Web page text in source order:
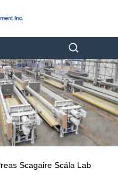
Scagaire Scála Lab